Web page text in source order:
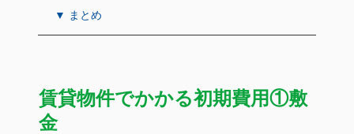
▼ まとめ
賃貸物件でかかる初期費用①敷
金